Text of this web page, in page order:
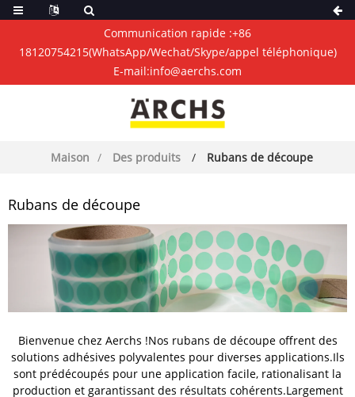
Communication rapide :+86
18120754215(WhatsApp/Wechat/Skype/appel téléphonique)
E-mail:info@aerchs.com
Maison Des produits Rubans de découpe
Rubans de découpe
Bienvenue chez Aerchs !Nos rubans de découpe offrent des
solutions adhésives polyvalentes pour diverses applications.Ils
sont prédécoupés pour une application facile, rationalisant la
production et garantissant des résultats cohérents.Largement